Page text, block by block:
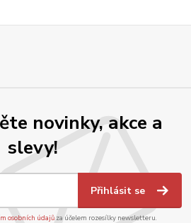
novinky, akce a
slevy!
Přihlásit se
osobních údajůza účelem rozesílky newsletteru.